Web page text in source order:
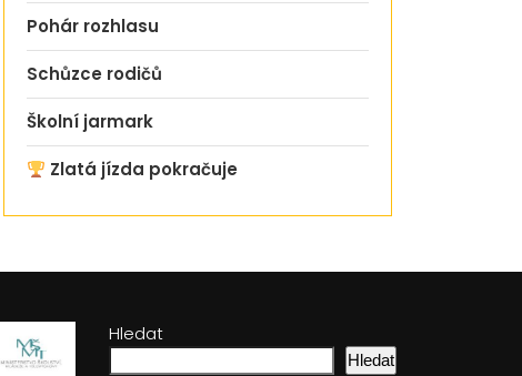
Pohár rozhlasu
Schůzce rodičů
Školní jarmark
Zlatá jízda pokračuje
Hledat
Hledat